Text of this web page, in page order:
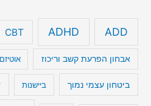
ADD
ADHD
CBT
אבחון הפרעת קשב וריכוז אוטיזם
ביטחון עצמי נמוך ביישנות